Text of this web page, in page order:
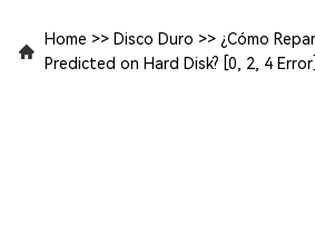
Home >> Disco Duro >> ¿Cómo
Predicted on Hard Disk? [0, 2, 4 Error]